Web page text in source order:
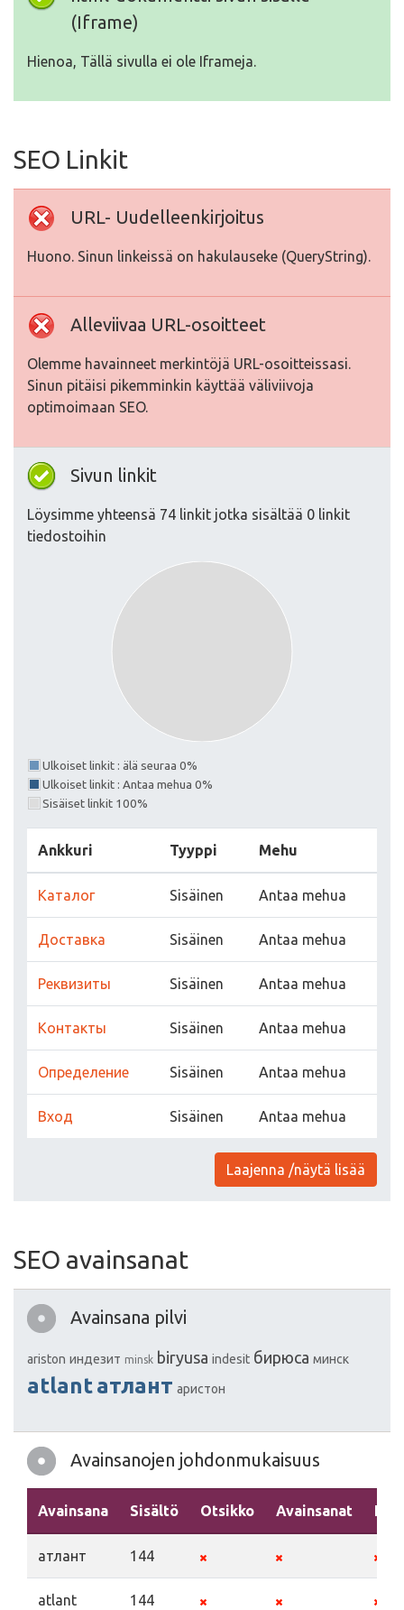
(Iframe)
Hienoa, Tällä sivulla ei ole Iframeja.
SEO Linkit
URL- Uudelleenkirjoitus
Huono. Sinun linkeissä on hakulauseke (QueryString).
Alleviivaa URL-osoitteet
Olemme havainneet merkintöjä URL-osoitteissasi.
Sinun pitäisi pikemminkin käyttää väliviivoja
optimoimaan SEO.
Sivun linkit
Löysimme yhteensä 74 linkit jotka sisältää 0 linkit
tiedostoihin
Ulkoiset linkit : älä seuraa 0%
Ulkoiset linkit : Antaa mehua 0%
Sisäiset linkit 100%
Ankkuri Tyyppi Mehu
Каталог Sisäinen Antaa mehua
Доставка Sisäinen Antaa mehua
Реквизиты Sisäinen Antaa mehua
Контакты Sisäinen Antaa mehua
Определение Sisäinen Antaa mehua
Вход Sisäinen Antaa mehua
Laajenna /näytä lisää
SEO avainsanat
Avainsana pilvi
ariston индезит minsk biryusa indesit бирюса минск
atlantатлант аристон
Avainsanojen johdonmukaisuus
Avainsana Sisältö Otsikko Avainsanat
атлант 144
atlant 144